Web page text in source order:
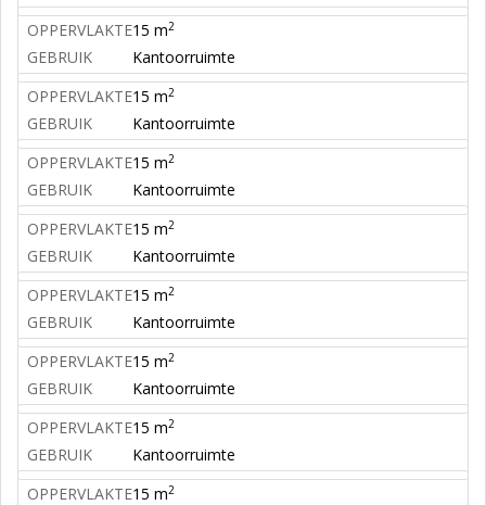
OPPERVLAKTE15 m2
GEBRUIK
Kantoorruimte
OPPERVLAKTE15 m2
GEBRUIK
Kantoorruimte
OPPERVLAKTE15 m2
GEBRUIK
Kantoorruimte
OPPERVLAKTE15 m2
GEBRUIK
Kantoorruimte
OPPERVLAKTE15 m2
GEBRUIK
Kantoorruimte
OPPERVLAKTE15 m2
GEBRUIK
Kantoorruimte
OPPERVLAKTE15 m2
GEBRUIK
Kantoorruimte
OPPERVLAKTE15 m2